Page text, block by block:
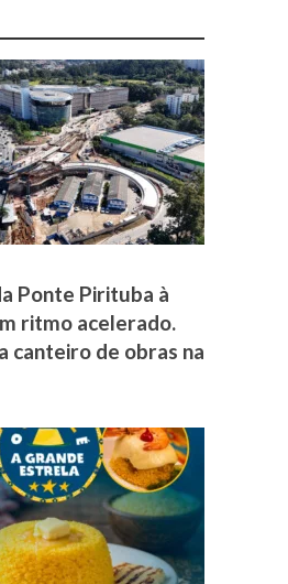
Ponte Pirituba à
ritmo acelerado.
canteiro de obras na